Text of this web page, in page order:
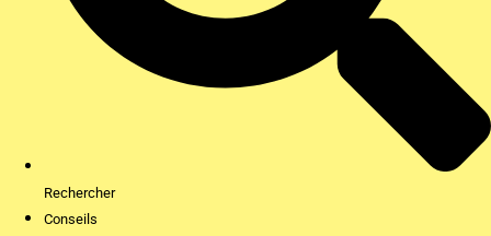
Rechercher
Conseils